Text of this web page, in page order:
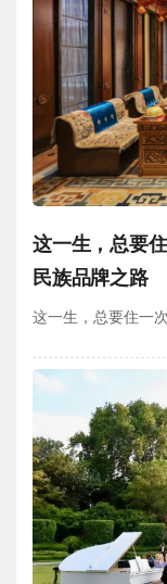
这一生，总要
民族品牌之路
这一生，总要住一